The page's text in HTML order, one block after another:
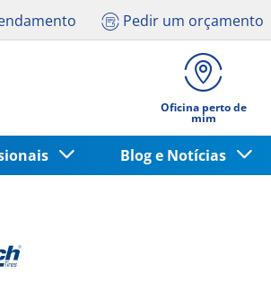
Pedir um orçamento
Oficina perto de
mim
Blog e Notícias